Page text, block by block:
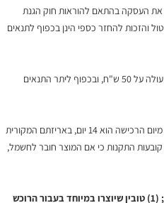
העסקה בהתאם להוראות חוק הגנת
2010, זכות הביטול והזכות להחזר כספי הינן בכפוף לתנאים
• כאשר ערך הטובין ו/או השירות עולה על 50 ש"ח, ובכפוף ליתר התנאים
• כלל המוצרים פרק זמן לביטול מיום הרכישה הוא 14 יום, באריזתם המקורית
התקנות כי אם המוצר חובר לחשמל,
לא ניתן לבטל עסקה לרכישת; (1) טובין שיוצרו במיוחד בעבור הרוכש